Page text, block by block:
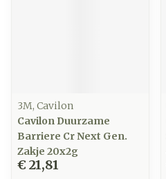
3M, Cavilon
Cavilon Duurzame
Barriere Cr Next Gen.
Zakje 20x2g
€ 21,81